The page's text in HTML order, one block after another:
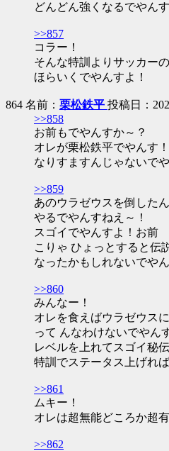
どんどん強くなるでやんす
>>857
コラー！
そんな特訓よりサッカー
ほらいくでやんすよ！
864 名前： 栗松鉄平 投稿日：
>>858
お前もでやんすか～？
オレが栗松鉄平でやんす！
なりすますんじゃないでや
>>859
あのウラゼウスを倒した
やるでやんすねえ～！
スゴイでやんすよ！お前
こりゃ ひょっとすると伝
なったかもしれないでやん
>>860
みんなー！
オレを食えばウラゼウス
って んなわけないでやん
レベルを上れてスゴイ秘
特訓でステータス上げれ
>>861
ムキー！
オレは超無能どころか超
>>862